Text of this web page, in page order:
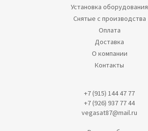
Установка оборудования
Снятые с производства
Оплата
Доставка
О компании
Контакты
+7 (915) 144 47 77
+7 (926) 937 77 44
vegasat87@mail.ru